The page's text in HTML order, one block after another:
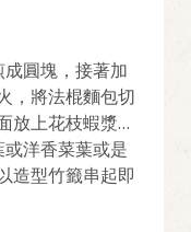
勒葉/洋香菜葉
圓塊，接著加
，將法棍麵包切
放上花枝蝦漿、
洋香菜葉或是
造型竹籤串起即